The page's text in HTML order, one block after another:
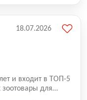
и входит в ТОП-5
для
18.07.2026